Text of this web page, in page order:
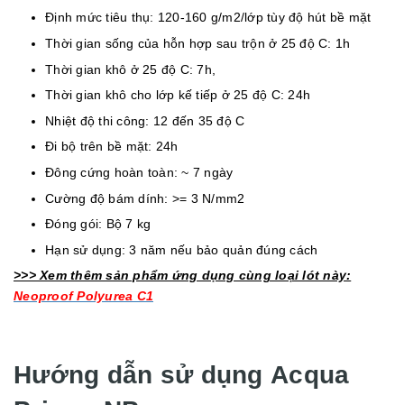
Định mức tiêu thụ: 120-160 g/m2/lớp tùy độ hút bề mặt
Thời gian sống của hỗn hợp sau trộn ở 25 độ C: 1h
Thời gian khô ở 25 độ C: 7h,
Thời gian khô cho lớp kế tiếp ở 25 độ C: 24h
Nhiệt độ thi công: 12 đến 35 độ C
Đi bộ trên bề mặt: 24h
Đông cứng hoàn toàn: ~ 7 ngày
Cường độ bám dính: >= 3 N/mm2
Đóng gói: Bộ 7 kg
Hạn sử dụng: 3 năm nếu bảo quản đúng cách
>>> Xem thêm sản phẩm ứng dụng cùng loại lót này:
Neoproof Polyurea C1
Hướng dẫn sử dụng Acqua